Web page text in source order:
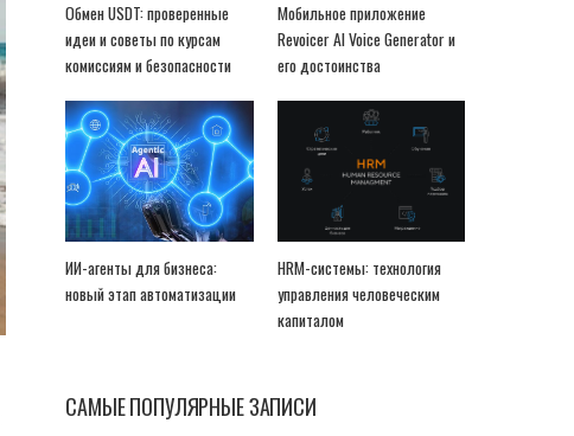
Обмен USDT: проверенные
идеи и советы по курсам
комиссиям и безопасности
Мобильное приложение
Revoicer AI Voice Generator и
его достоинства
ИИ-агенты для бизнеса:
новый этап автоматизации
HRM-системы: технология
управления человеческим
капиталом
САМЫЕ ПОПУЛЯРНЫЕ ЗАПИСИ